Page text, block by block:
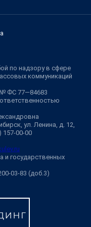
по надзору в сфере
коммуникаций
ФС 77—84683
ул. Ленина, д. 12,
157-00-00
и государственных
03-83 (доб.3)